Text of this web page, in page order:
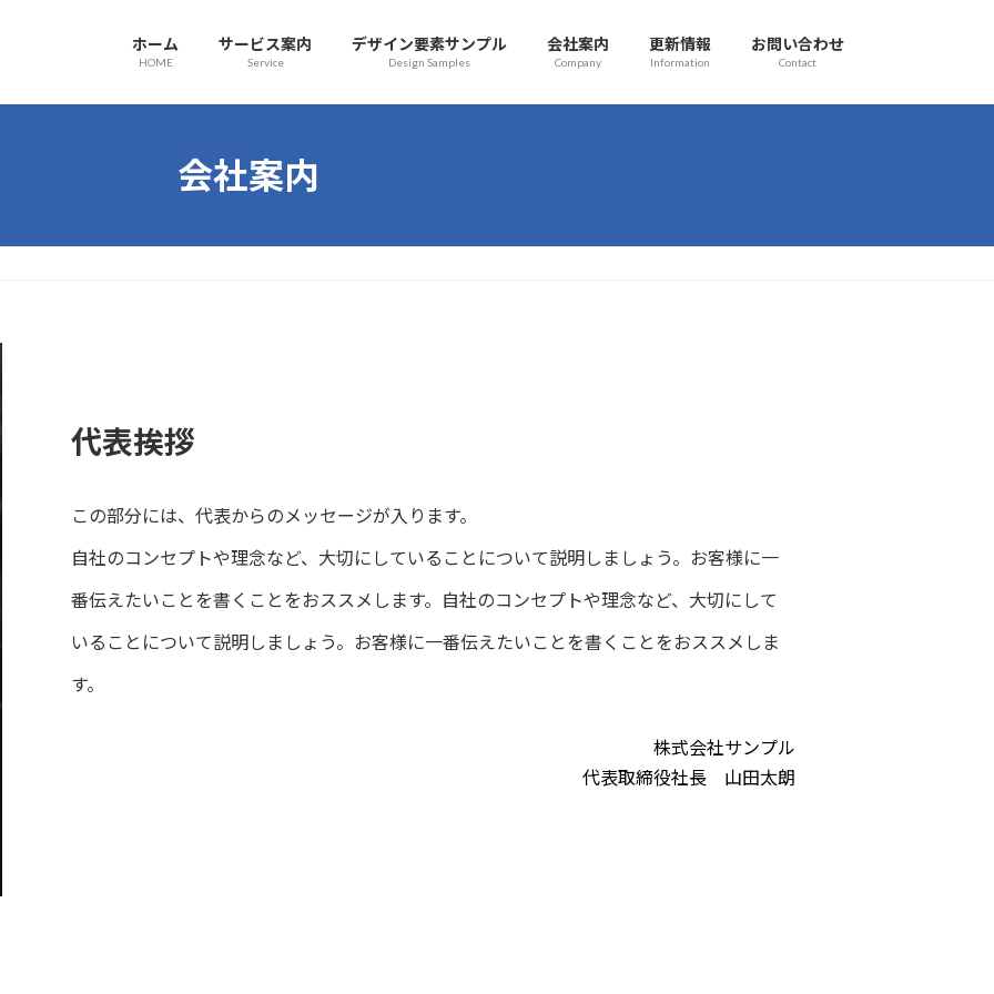
ホーム
HOME
サービス案内
Service
デザイン要素サンプル
Design Samples
会社案内
Company
更新情報
Information
お問い合わせ
Contact
会社案内
代表挨拶
この部分には、代表からのメッセージが入ります。
自社のコンセプトや理念など、大切にしていることについて説明しましょう。お客様に一
番伝えたいことを書くことをおススメします。自社のコンセプトや理念など、大切にして
いることについて説明しましょう。お客様に一番伝えたいことを書くことをおススメしま
す。
株式会社サンプル
代表取締役社長 山田太朗